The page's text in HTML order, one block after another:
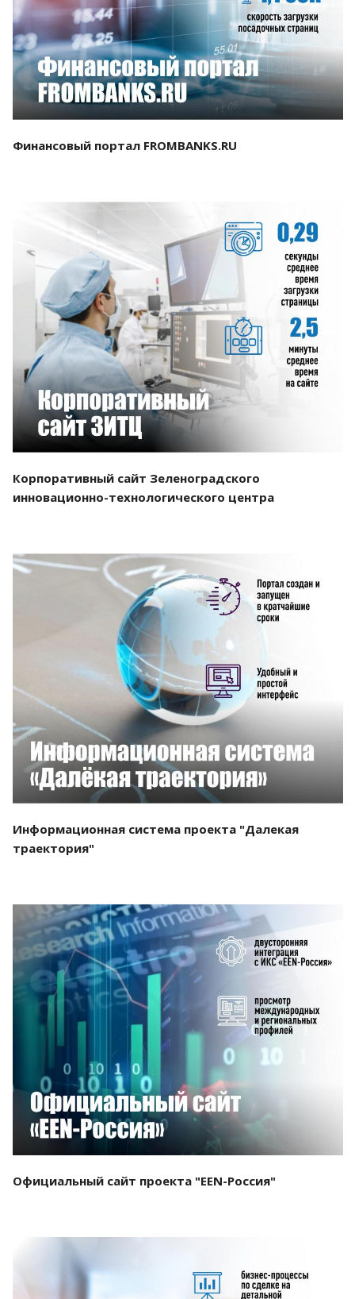
Смотреть проект
Финансовый портал FROMBANKS.RU
Смотреть проект
Корпоративный сайт Зеленоградского
инновационно-технологического центра
Смотреть проект
Информационная система проекта "Далекая
траектория"
Смотреть проект
Официальный сайт проекта "EEN-Россия"